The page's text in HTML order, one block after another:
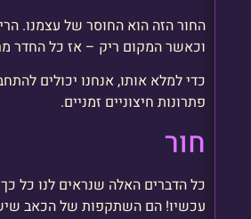
החור הזה הוא החוסר של עצמנו.
וכאשר המקום ריק – אז כל החדר
כדי למלא אותו, אנחנו יכולים
פתרונות חיצוניים זמניים.
חור
כל הדברים האלה שנראים לנו כל
עכשיו! הם השתקפות של הכאב שיש